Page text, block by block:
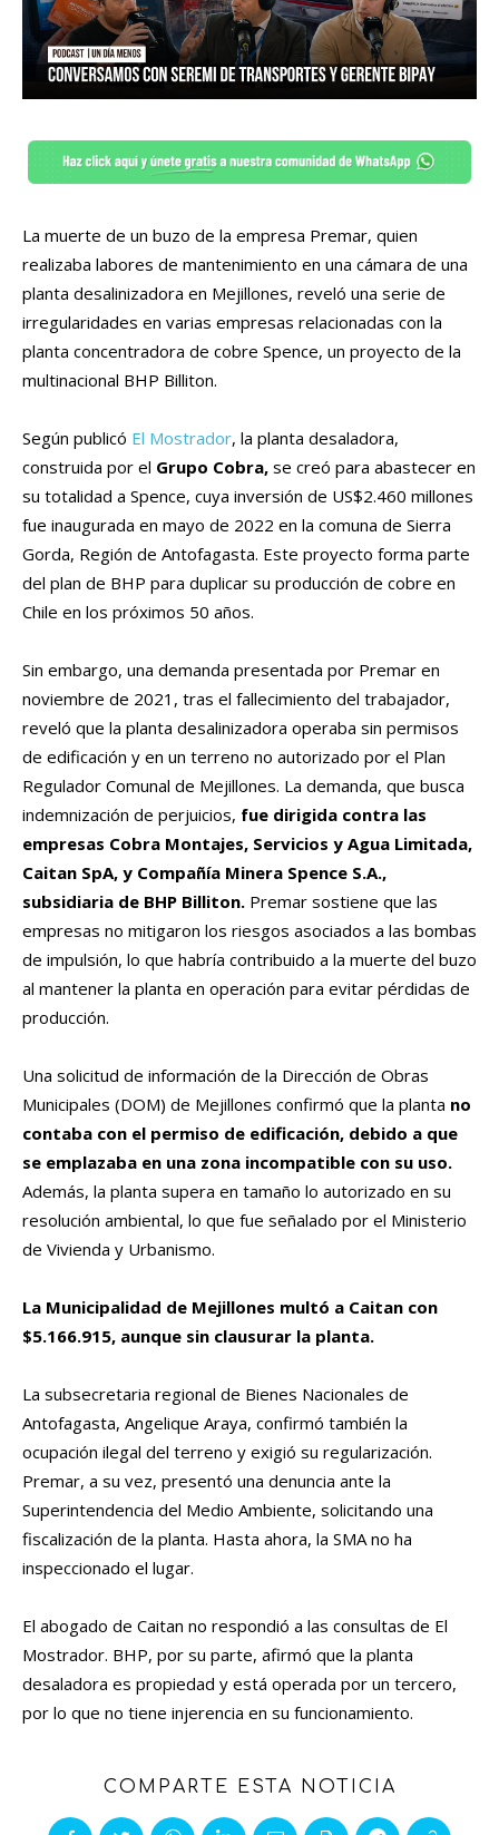
La muerte de un buzo de la empresa Premar, quien
realizaba labores de mantenimiento en una cámara de una
planta desalinizadora en Mejillones, reveló una serie de
irregularidades en varias empresas relacionadas con la
planta concentradora de cobre Spence, un proyecto de la
multinacional BHP Billiton.
Según publicó El Mostrador, la planta desaladora,
construida por el Grupo Cobra, se creó para abastecer en
su totalidad a Spence, cuya inversión de US$2.460 millones
fue inaugurada en mayo de 2022 en la comuna de Sierra
Gorda, Región de Antofagasta. Este proyecto forma parte
del plan de BHP para duplicar su producción de cobre en
Chile en los próximos 50 años.
Sin embargo, una demanda presentada por Premar en
noviembre de 2021, tras el fallecimiento del trabajador,
reveló que la planta desalinizadora operaba sin permisos
de edificación y en un terreno no autorizado por el Plan
Regulador Comunal de Mejillones. La demanda, que busca
indemnización de perjuicios, fue dirigida contra las
empresas Cobra Montajes, Servicios y Agua Limitada,
Caitan SpA, y Compañía Minera Spence S.A.,
subsidiaria de BHP Billiton. Premar sostiene que las
empresas no mitigaron los riesgos asociados a las bombas
de impulsión, lo que habría contribuido a la muerte del buzo
al mantener la planta en operación para evitar pérdidas de
producción.
Una solicitud de información de la Dirección de Obras
Municipales (DOM) de Mejillones confirmó que la planta no
contaba con el permiso de edificación, debido a que
se emplazaba en una zona incompatible con su uso.
Además, la planta supera en tamaño lo autorizado en su
resolución ambiental, lo que fue señalado por el Ministerio
de Vivienda y Urbanismo.
La Municipalidad de Mejillones multó a Caitan con
$5.166.915, aunque sin clausurar la planta.
La subsecretaria regional de Bienes Nacionales de
Antofagasta, Angelique Araya, confirmó también la
ocupación ilegal del terreno y exigió su regularización.
Premar, a su vez, presentó una denuncia ante la
Superintendencia del Medio Ambiente, solicitando una
fiscalización de la planta. Hasta ahora, la SMA no ha
inspeccionado el lugar.
El abogado de Caitan no respondió a las consultas de El
Mostrador. BHP, por su parte, afirmó que la planta
desaladora es propiedad y está operada por un tercero,
por lo que no tiene injerencia en su funcionamiento.
COMPARTE ESTA NOTICIA